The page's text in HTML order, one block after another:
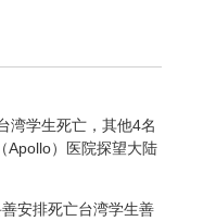
学生死亡，其他4名
Apollo）医院探望大陆
安排死亡台湾学生善